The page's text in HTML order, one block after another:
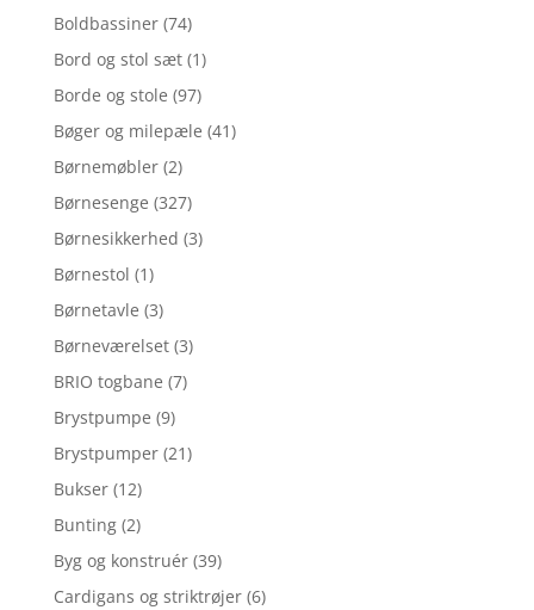
Boldbassiner (74)
Bord og stol sæt (1)
Borde og stole (97)
Bøger og milepæle (41)
Børnemøbler (2)
Børnesenge (327)
Børnesikkerhed (3)
Børnestol (1)
Børnetavle (3)
Børneværelset (3)
BRIO togbane (7)
Brystpumpe (9)
Brystpumper (21)
Bukser (12)
Bunting (2)
Byg og konstruér (39)
Cardigans og striktrøjer (6)